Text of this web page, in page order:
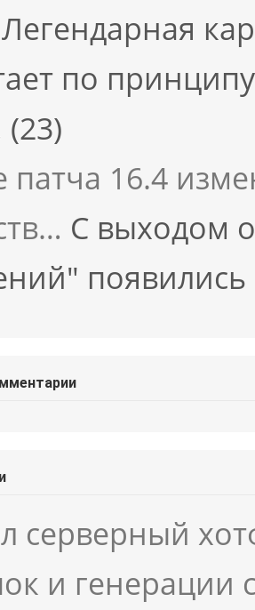
Легендарная
по
(23)
патча 16.4
С выходом
серверный
и генерации